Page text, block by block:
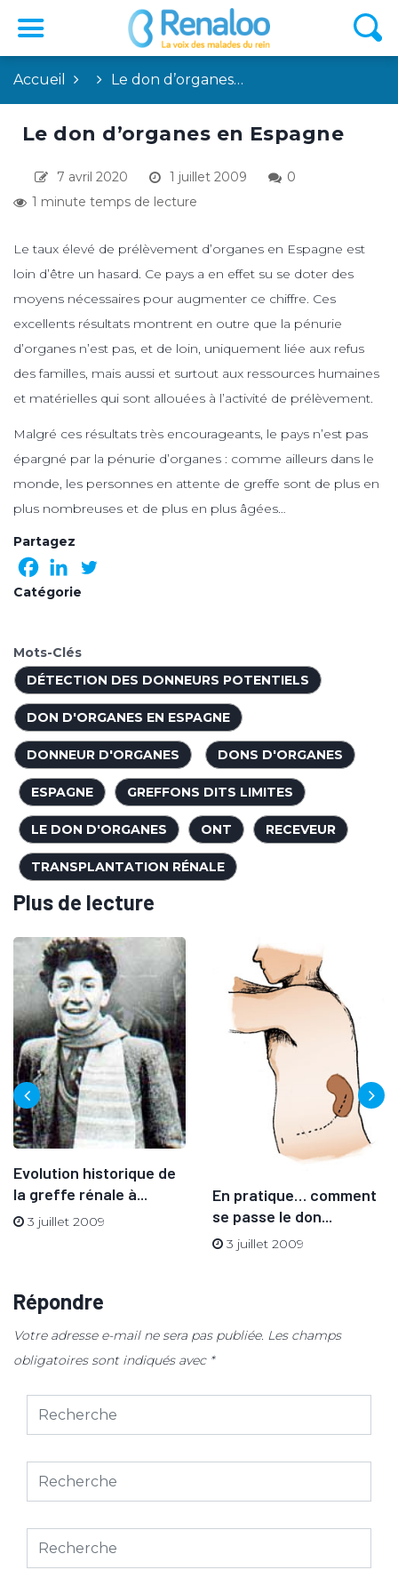
Accueil Le don d’organes…
Le don d’organes en Espagne
7 avril 2020 1 juillet 2009
0
1 minute temps de lecture
Le taux élevé de prélèvement d’organes en Espagne est
loin d’être un hasard. Ce pays a en effet su se doter des
moyens nécessaires pour augmenter ce chiffre. Ces
excellents résultats montrent en outre que la pénurie
d’organes n’est pas, et de loin, uniquement liée aux refus
des familles, mais aussi et surtout aux ressources humaines
et matérielles qui sont allouées à l’activité de prélèvement.
Malgré ces résultats très encourageants, le pays n’est pas
épargné par la pénurie d’organes : comme ailleurs dans le
monde, les personnes en attente de greffe sont de plus en
plus nombreuses et de plus en plus âgées…
Partagez
Catégorie
Mots-Clés
DÉTECTION DES DONNEURS POTENTIELS
DON D'ORGANES EN ESPAGNE
DONNEUR D'ORGANES DONS D'ORGANES
ESPAGNE GREFFONS DITS LIMITES
LE DON D'ORGANES ONT RECEVEUR
TRANSPLANTATION RÉNALE
Plus de lecture
Evolution historique de
la greffe rénale à...
3 juillet 2009
En pratique… comment
se passe le don...
3 juillet 2009
Répondre
Votre adresse e-mail ne sera pas publiée. Les champs
obligatoires sont indiqués avec *